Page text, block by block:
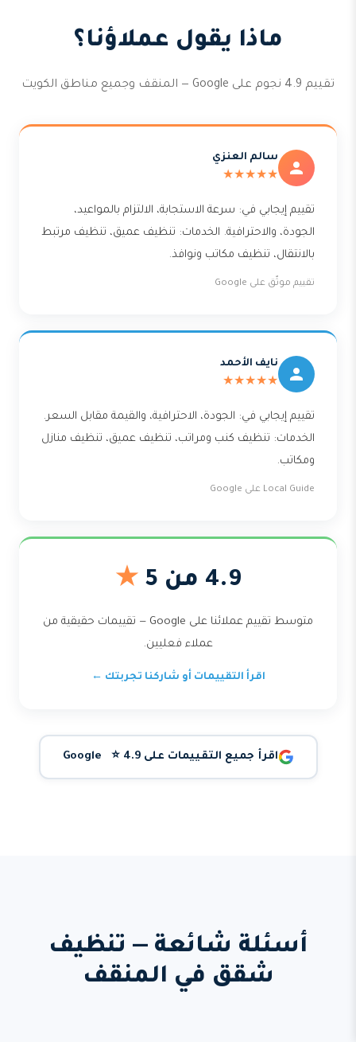
ماذا يقول عملاؤنا؟
تقييم 4.9 نجوم على Google — المنقف وجميع مناطق الكويت
سالم العنزي
★★★★★
تقييم إيجابي في: سرعة الاستجابة، الالتزام بالمواعيد،
الجودة، والاحترافية. الخدمات: تنظيف عميق، تنظيف مرتبط
بالانتقال، تنظيف مكاتب ونوافذ.
تقييم موثّق على Google
نايف الأحمد
★★★★★
تقييم إيجابي في: الجودة، الاحترافية، والقيمة مقابل السعر.
الخدمات: تنظيف كنب ومراتب، تنظيف عميق، تنظيف منازل
ومكاتب.
Local Guide على Google
4.9 من 5 ★
متوسط تقييم عملائنا على Google — تقييمات حقيقية من
عملاء فعليين.
اقرأ التقييمات أو شاركنا تجربتك ←
اقرأ جميع التقييمات على Google ⭐ 4.9
أسئلة شائعة — تنظيف
شقق في المنقف